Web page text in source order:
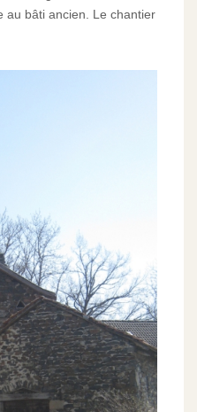
au bâti ancien. Le chantier